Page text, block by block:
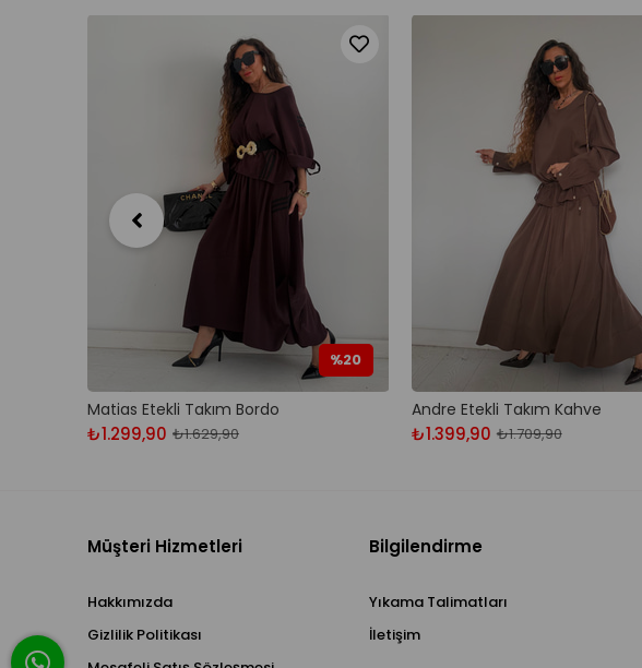
Matias Etekli Takım Bordo
₺1.299,90 ₺1.629,90
%20
Andre Etekli Takım Kahve
₺1.399,90 ₺1.709,90
Müşteri Hizmetleri
Hakkımızda
Gizlilik Politikası
Bilgilendirme
Yıkama Talimatları
İletişim